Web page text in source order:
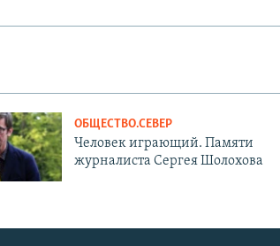
ОБЩЕСТВО.СЕВЕР
Человек играющий. Памяти
журналиста Сергея Шолохова